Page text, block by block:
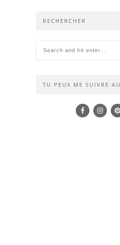
RECHERCHER
TU PEUX ME SUIVRE